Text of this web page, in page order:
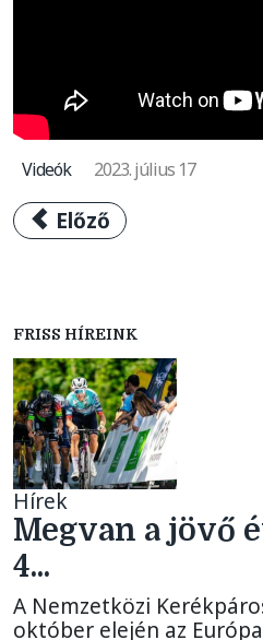
Videók 2023. július 17
Előző cikk: Visegrád
Előző
FRISS HÍREINK
Hírek
Megvan a jövő
4...
A Nemzetközi
október elején az